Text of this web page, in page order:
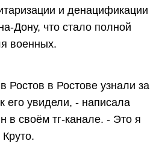
и денацификации
Дону, что стало полной
военных.
Ростов в Ростове узнали за
его увидели, - написала
в своём тг-канале. - Это я